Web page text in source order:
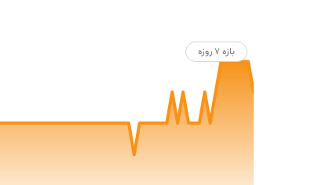
بازه ۷ روزه